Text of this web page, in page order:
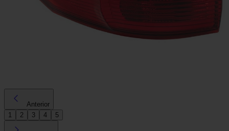
Anterior
1
2 3 4 5